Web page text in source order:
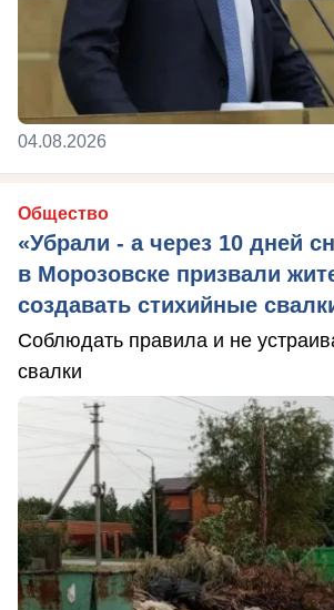
04.08.2026
Общество
«Убрали - а через 10 дней
в Морозовске призвали
создавать стихийные
Соблюдать правила и не
свалки